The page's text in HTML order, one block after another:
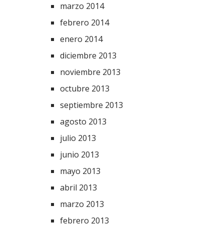
marzo 2014
febrero 2014
enero 2014
diciembre 2013
noviembre 2013
octubre 2013
septiembre 2013
agosto 2013
julio 2013
junio 2013
mayo 2013
abril 2013
marzo 2013
febrero 2013